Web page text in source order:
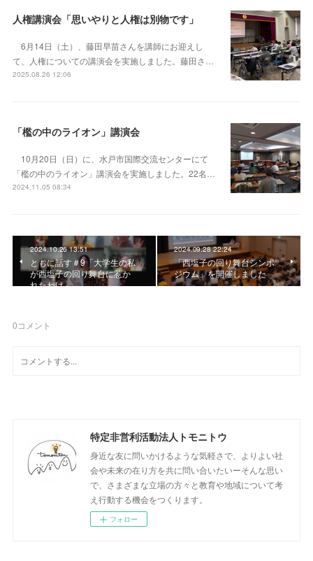
人権講演会「思いやりと人権は別物です」
6月14日（土）、藤田早苗さんを講師にお迎えし
て、人権についての講演会を実施しました。藤田さ…
2025.08.26 12:06
「檻の中のライオン」講演会
10月20日（日）に、水戸市国際交流センターにて
「檻の中のライオン」講演会を実施しました。22名…
2024.11.05 08:34
2024.10.26 13:51
ともに話す＃9「大学生の私
が西塩子の回り舞台に惹か
れたわけ」
2024.09.28 22:24
「西塩子の回り舞台シンポ
ジウム」を開催しました
0コメント
特定非営利活動法人トモニトウ
身近な友に問いかけるような気軽さで、よりよい社
会や未来の在り方を共に問い合いたいーそんな思い
で、さまざまな立場の方々と教育や地域について考
え行動する機会をつくります。
フォロー